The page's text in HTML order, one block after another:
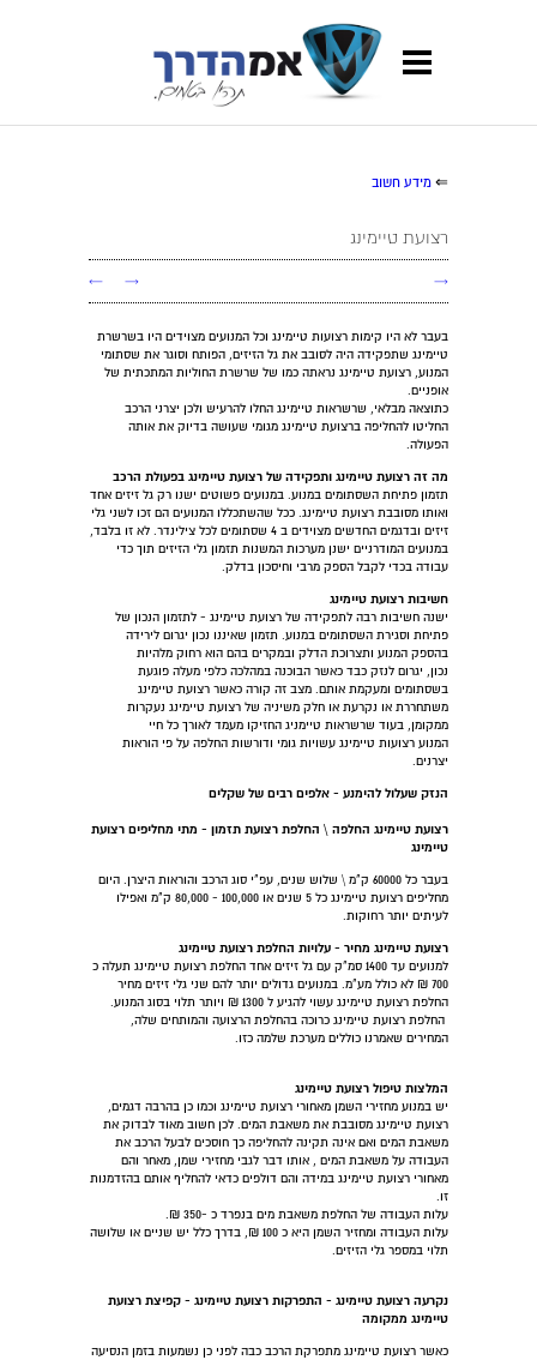
⇐ מידע חשוב
רצועת טיימינג
→
→
←
בעבר לא היו קימות רצועות טיימינג וכל המנועים מצוידים היו בשרשרת
טיימינג שתפקידה היה לסובב את גל הזיזים, הפותח וסוגר את שסתומי
המנוע, רצועת טיימינג נראתה כמו של שרשרת החוליות המתכתית של
אופניים.
כתוצאה מבלאי, שרשראות טיימינג החלו להרעיש ולכן יצרני הרכב
החליטו להחליפה ברצועת טיימינג מגומי שעושה בדיוק את אותה
הפעולה.
מה זה רצועת טיימינג ותפקידה של רצועת טיימינג בפעולת הרכב
תזמון פתיחת השסתומים במנוע. במנועים פשוטים ישנו רק גל זיזים אחד
ואותו מסובבת רצועת טיימינג. ככל שהשתכללו המנועים הם זכו לשני גלי
זיזים ובדגמים החדשים מצוידים ב 4 שסתומים לכל צילינדר. לא זו בלבד,
במנועים המודרניים ישנן מערכות המשנות תזמון גלי הזיזים תוך כדי
עבודה בכדי לקבל הספק מרבי וחיסכון בדלק.
חשיבות רצועת טיימינג
ישנה חשיבות רבה לתפקידה של רצועת טיימינג - לתזמון הנכון של
פתיחת וסגירת השסתומים במנוע. תזמון שאיננו נכון יגרום לירידה
בהספק המנוע ותצרוכת הדלק ובמקרים בהם הוא רחוק מלהיות
נכון, יגרום לנזק כבד כאשר הבוכנה במהלכה כלפי מעלה פוגעת
בשסתומים ומעקמת אותם. מצב זה קורה כאשר רצועת טיימינג
משתחררת או נקרעת או חלק משיניה של רצועת טיימינג נעקרות
ממקומן, בעוד שרשראות טיימניג החזיקו מעמד לאורך כל חיי
המנוע רצועות טיימינג עשויות גומי ודורשות החלפה על פי הוראות
יצרנים.
הנזק שעלול להימנע - אלפים רבים של שקלים
רצועת טיימינג החלפה \ החלפת רצועת תזמון - מתי מחליפים רצועת
טיימינג
בעבר כל 60000 ק"מ \ שלוש שנים, עפ"י סוג הרכב והוראות היצרן. היום
מחליפים רצועת טיימינג כל 5 שנים או 100,000 - 80,000 ק"מ ואפילו
לעיתים יותר רחוקות.
רצועת טיימינג מחיר - עלויות החלפת רצועת טיימינג
למנועים עד 1400 סמ"ק עם גל זיזים אחד החלפת רצועת טיימינג תעלה כ
700 ₪ לא כולל מע"מ. במנועים גדולים יותר להם שני גלי זיזים מחיר
החלפת רצועת טיימינג עשוי להגיע ל 1300 ₪ ויותר תלוי בסוג המנוע.
החלפת רצועת טיימינג כרוכה בהחלפת הרצועה והמותחים שלה,
המחירים שאמרנו כוללים מערכת שלמה כזו.
המלצות טיפול רצועת טיימינג
יש במנוע מחזירי השמן מאחורי רצועת טיימינג וכמו כן בהרבה דגמים,
רצועת טיימינג מסובבת את משאבת המים. לכן חשוב מאוד לבדוק את
משאבת המים ואם אינה תקינה להחליפה כך חוסכים לבעל הרכב את
העבודה על משאבת המים , אותו דבר לגבי מחזירי שמן, מאחר והם
מאחורי רצועת טיימינג במידה והם דולפים כדאי להחליף אותם בהזדמנות
זו.
עלות העבודה של החלפת משאבת מים בנפרד כ -350 ₪.
עלות העבודה ומחזיר השמן היא כ 100 ₪, בדרך כלל יש שניים או שלושה
תלוי במספר גלי הזיזים.
נקרעה רצועת טיימינג - התפרקות רצועת טיימינג - קפיצת רצועת
טיימינג ממקומה
כאשר רצועת טיימינג מתפרקת הרכב כבה לפני כן נשמעות בזמן הנסיעה